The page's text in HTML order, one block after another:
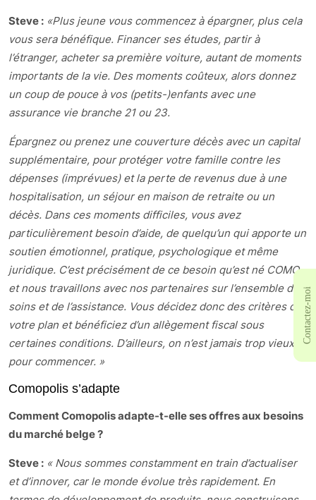
Steve : «Plus jeune vous commencez à épargner, plus cela
vous sera bénéfique. Financer ses études, partir à
l’étranger, acheter sa première voiture, autant de moments
importants de la vie. Des moments coûteux, alors donnez
un coup de pouce à vos (petits-)enfants avec une
assurance vie branche 21 ou 23.
Épargnez ou prenez une couverture décès avec un capital
supplémentaire, pour protéger votre famille contre les
dépenses (imprévues) et la perte de revenus due à une
hospitalisation, un séjour en maison de retraite ou un
décès. Dans ces moments difficiles, vous avez
particulièrement besoin d’aide, de quelqu’un qui apporte un
soutien émotionnel, pratique, psychologique et même
juridique. C’est précisément de ce besoin qu’est né COMO,
et nous travaillons avec nos partenaires sur l’ensemble des
soins et de l’assistance. Vous décidez donc des critères de
votre plan et bénéficiez d’un allègement fiscal sous
certaines conditions. D’ailleurs, on n’est jamais trop vieux
pour commencer. »
Comopolis s’adapte
Comment Comopolis adapte-t-elle ses offres aux besoins
du marché belge ?
Steve : « Nous sommes constamment en train d’actualiser
et d’innover, car le monde évolue très rapidement. En
Contactez-moi